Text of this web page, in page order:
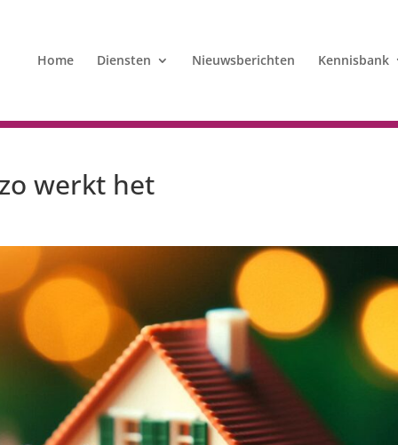
Home Diensten Nieuwsberichten Kennisbank
werkt het